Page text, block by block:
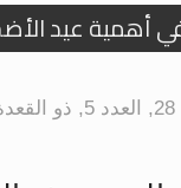
أهمية عيد
وأهداف >>